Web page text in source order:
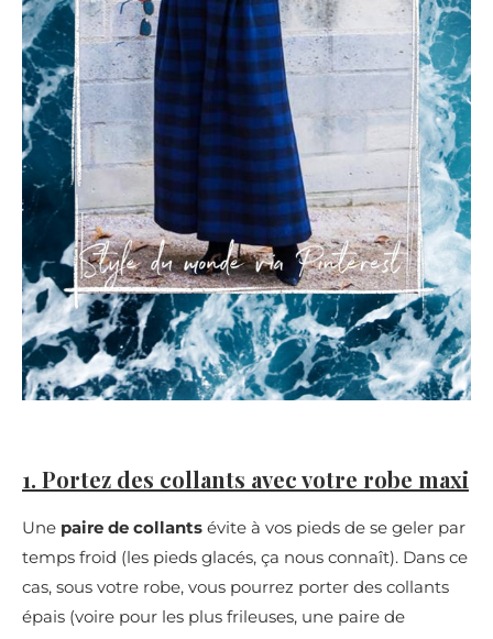
1. Portez des collants avec votre robe maxi
Une paire de collants évite à vos pieds de se geler par
temps froid (les pieds glacés, ça nous connaît). Dans ce
cas, sous votre robe, vous pourrez porter des collants
épais (voire pour les plus frileuses, une paire de